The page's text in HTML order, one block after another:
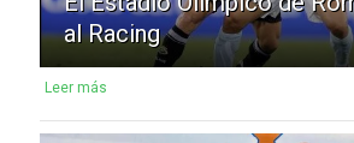
al Racing
Leer más